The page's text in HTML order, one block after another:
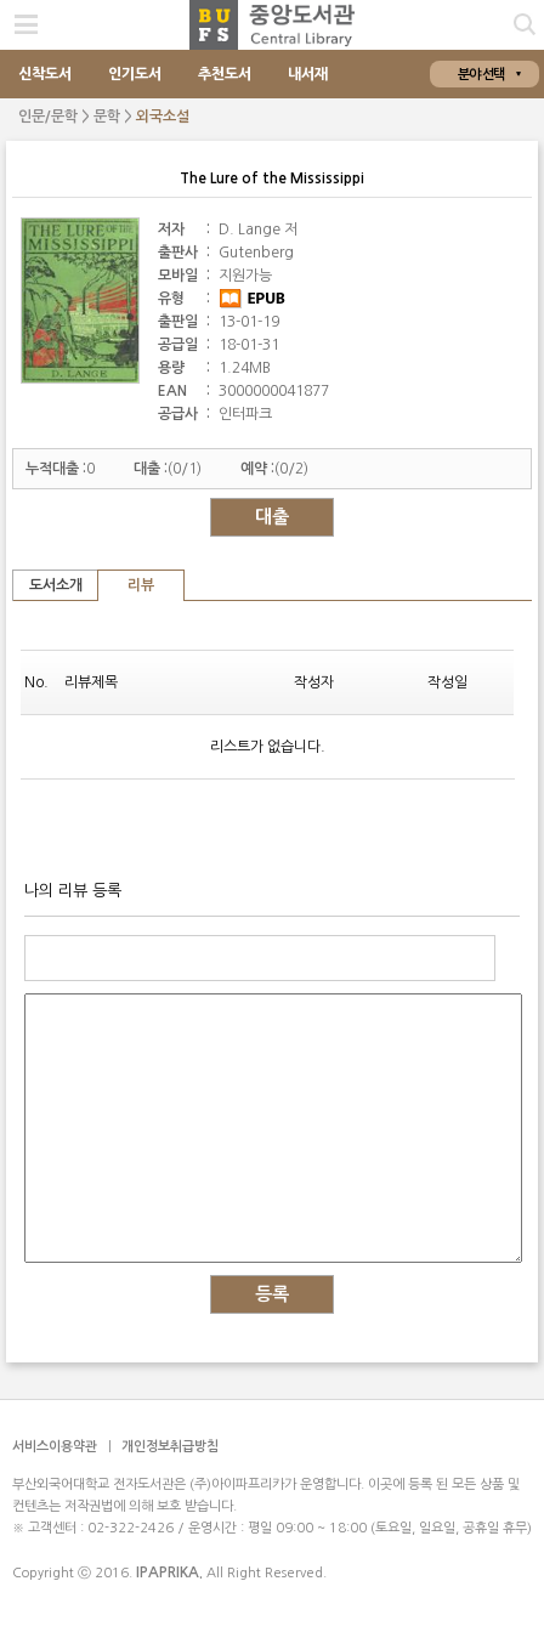
신착도서 인기도서 추천도서 내서재 분야 선택
인문/문학 > 문학 > 외국소설
The Lure of the Mississippi
저자 :
D. Lange 저
출판사
:
Gutenberg
모바일
:
지원가능
유형
:
출판일
:
13-01-19
공급일
:
18-01-31
용량
:
1.24MB
EAN
:
3000000041877
공급사
: 인터파크
누적대출 :0 대출 :(0/1) 예약 :(0/2)
대출
도서소개 리뷰
No. 리뷰제목 작성자 작성일
리스트가 없습니다.
나의 리뷰 등록
등록
서비스이용약관 개인정보취급방침
부산외국어대학교 전자도서관은 (주)아이파프리카가 운영합니다. 이곳에 등록 된 모든 상품 및
컨텐츠는 저작권법에 의해 보호 받습니다.
※ 고객센터 : 02-322-2426 / 운영시간 : 평일 09:00 ~ 18:00 (토요일, 일요일, 공휴일 휴무)
Copyright ⓒ 2016. IPAPRIKA. All Right Reserved.